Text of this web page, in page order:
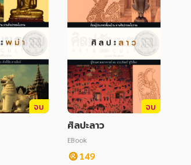
จบ จบ
ศิลปะลาว
EBook
149